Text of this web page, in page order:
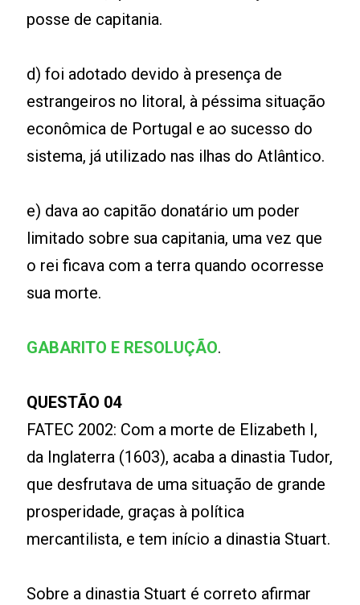
posse de capitania.
d) foi adotado devido à presença de
estrangeiros no litoral, à péssima situação
econômica de Portugal e ao sucesso do
sistema, já utilizado nas ilhas do Atlântico.
e) dava ao capitão donatário um poder
limitado sobre sua capitania, uma vez que
o rei ficava com a terra quando ocorresse
sua morte.
GABARITO E RESOLUÇÃO.
QUESTÃO 04
FATEC 2002: Com a morte de Elizabeth I,
da Inglaterra (1603), acaba a dinastia Tudor,
que desfrutava de uma situação de grande
prosperidade, graças à política
mercantilista, e tem início a dinastia Stuart.
Sobre a dinastia Stuart é correto afirmar